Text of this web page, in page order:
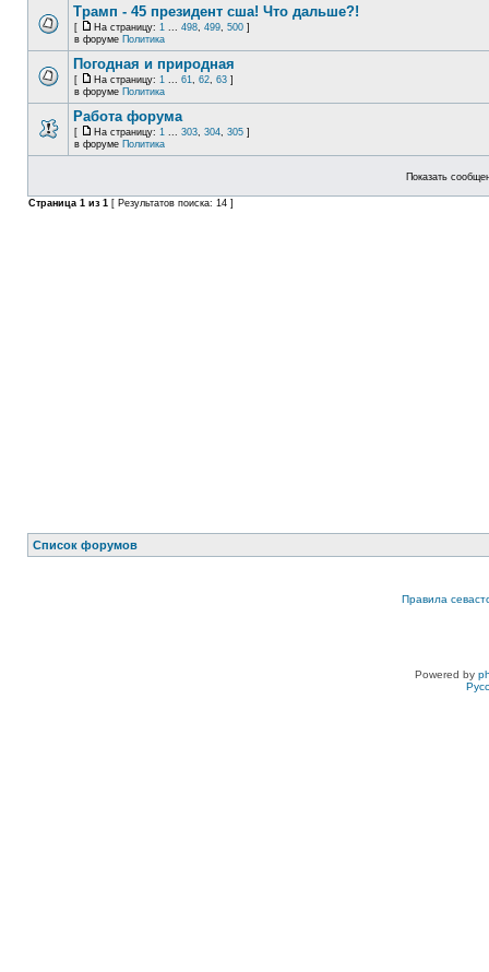
Трамп - 45 президент сша! Что дальше?!
[ На страницу: 1 ... 498, 499, 500 ]
в форуме Политика
Погодная и природная
[ На страницу: 1 ... 61, 62, 63 ]
в форуме Политика
Работа форума
[ На страницу: 1 ... 303, 304, 305 ]
в форуме Политика
Показать
Страница 1 из 1 [ Результатов поиска: 14 ]
Список форумов
Правила
Powered by